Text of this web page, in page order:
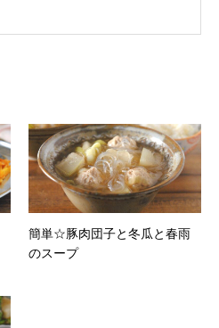
んで、ゆる～い感じで見て頂けたら
簡単☆豚肉団子と冬瓜と春雨
のスープ